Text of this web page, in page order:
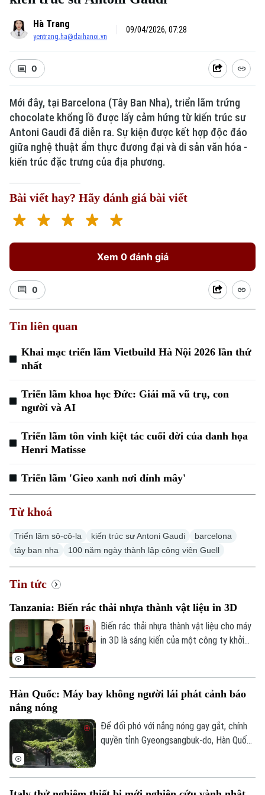
Hà Trang
yentrang.ha@daihanoi.vn
09/04/2026, 07:28
0
Mới đây, tại Barcelona (Tây Ban Nha), triển lãm trứng
chocolate khổng lồ được lấy cảm hứng từ kiến trúc sư
Antoni Gaudi đã diễn ra. Sự kiện được kết hợp độc đáo
giữa nghệ thuật ẩm thực đương đại và di sản văn hóa -
kiến trúc đặc trưng của địa phương.
Bài viết hay? Hãy đánh giá bài viết
Xem 0 đánh giá
0
Tin liên quan
Khai mạc triển lãm Vietbuild Hà Nội 2026 lần thứ
nhất
Triển lãm khoa học Đức: Giải mã vũ trụ, con
người và AI
Triển lãm tôn vinh kiệt tác cuối đời của danh họa
Henri Matisse
Triển lãm 'Gieo xanh nơi đỉnh mây'
Từ khoá
Triển lãm sô-cô-la kiến trúc sư Antoni Gaudi
barcelona
tây ban nha
100 năm ngày thành lập công viên Guell
Tin tức
Tanzania: Biến rác thải nhựa thành vật liệu in 3D
Biến rác thải nhựa thành vật liệu cho máy
in 3D là sáng kiến của một công ty khởi
ngoài.
Hàn Quốc: Máy bay không người lái phát cảnh báo
nắng nóng
Để đối phó với nắng nóng gay gắt, chính
quyền tỉnh Gyeongsangbuk-do, Hàn Quốc